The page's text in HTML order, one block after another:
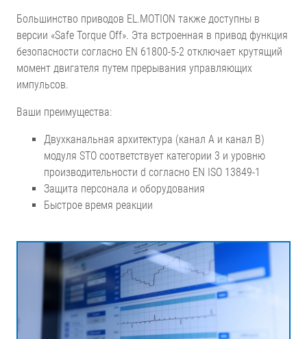
Большинство приводов EL.MOTION также доступны в
версии «Safe Torque Off». Эта встроенная в привод функция
безопасности согласно EN 61800-5-2 отключает крутящий
момент двигателя путем прерывания управляющих
импульсов.
Ваши преимущества:
Двухканальная архитектура (канал A и канал B)
модуля STO соответствует категории 3 и уровню
производительности d согласно EN ISO 13849-1
Защита персонала и оборудования
Быстрое время реакции